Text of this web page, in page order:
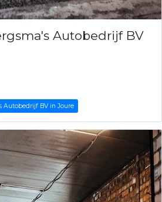
Autobedrijf BV
Autobedrijf BV in Joure